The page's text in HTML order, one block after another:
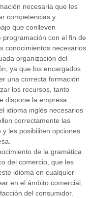
necesaria que les
competencias y
que conlleven
con el fin de
conocimientos necesarios
organización del
ya que los encargados
una correcta formación
los recursos, tanto
dispone la empresa.
idioma inglés necesarios
correctamente las
les posibiliten opciones
de la gramática
del comercio, que les
idioma en cualquier
en el ámbito comercial,
del consumidor.